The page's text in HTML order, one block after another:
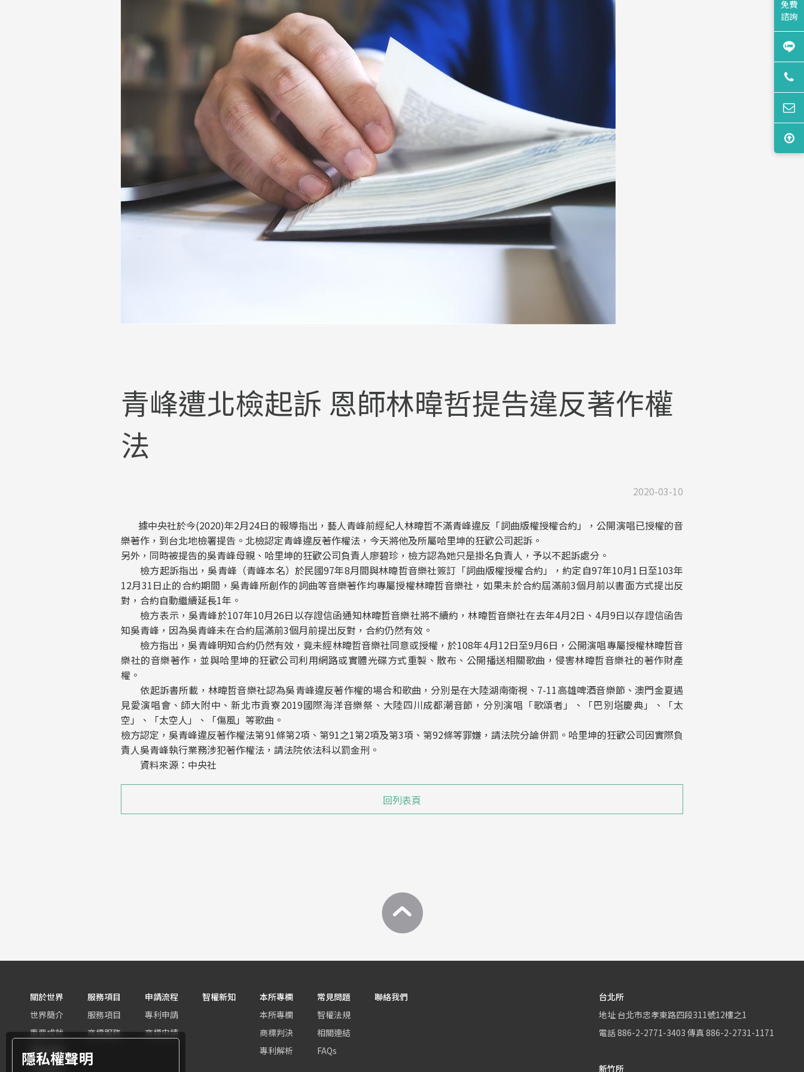
青峰遭北檢起訴 恩師林暐哲提告違反著作權
法
2020-03-10
據中央社於今(2020)年2月24日的報導指出，藝人青峰前經紀人林暐哲不滿青峰違反「詞曲版權授權合約」，公開演唱已授權的音
樂著作，到台北地檢署提告。北檢認定青峰違反著作權法，今天將他及所屬哈里坤的狂歡公司起訴。
另外，同時被提告的吳青峰母親、哈里坤的狂歡公司負責人廖碧珍，檢方認為她只是掛名負責人，予以不起訴處分。
檢方起訴指出，吳青峰（青峰本名）於民國97年8月間與林暐哲音樂社簽訂「詞曲版權授權合約」，約定自97年10月1日至103年
12月31日止的合約期間，吳青峰所創作的詞曲等音樂著作均專屬授權林暐哲音樂社，如果未於合約屆滿前3個月前以書面方式提出反
對，合約自動繼續延長1年。
檢方表示，吳青峰於107年10月26日以存證信函通知林暐哲音樂社將不續約，林暐哲音樂社在去年4月2日、4月9日以存證信函告
知吳青峰，因為吳青峰未在合約屆滿前3個月前提出反對，合約仍然有效。
檢方指出，吳青峰明知合約仍然有效，竟未經林暐哲音樂社同意或授權，於108年4月12日至9月6日，公開演唱專屬授權林暐哲音
樂社的音樂著作，並與哈里坤的狂歡公司利用網路或實體光碟方式重製、散布、公開播送相關歌曲，侵害林暐哲音樂社的著作財產
權。
依起訴書所載，林暐哲音樂社認為吳青峰違反著作權的場合和歌曲，分別是在大陸湖南衛視、7-11高雄啤酒音樂節、澳門金夏遇
見愛演唱會、師大附中、新北市貢寮2019國際海洋音樂祭、大陸四川成都潮音節，分別演唱「歌頌者」、「巴別塔慶典」、「太
空」、「太空人」、「傷風」等歌曲。
檢方認定，吳青峰違反著作權法第91條第2項、第91之1第2項及第3項、第92條等罪嫌，請法院分論併罰。哈里坤的狂歡公司因實際負
責人吳青峰執行業務涉犯著作權法，請法院依法科以罰金刑。
資料來源：中央社
回列表頁
關於世界
世界簡介
重要成就
團隊組織
世界客群
服務項目
服務項目
商標服務
申請流程
專利申請
商標申請
智權新知
本所專欄
本所專欄
商標判決
專利解析
常見問題
智權法規
相關連結
FAQs
聯絡我們
台北所
地址 台北市忠孝東路四段311號12樓之1
電話886-2-2771-3403 傳真 886-2-2731-1171
新竹所
免費
諮詢
隱私權聲明